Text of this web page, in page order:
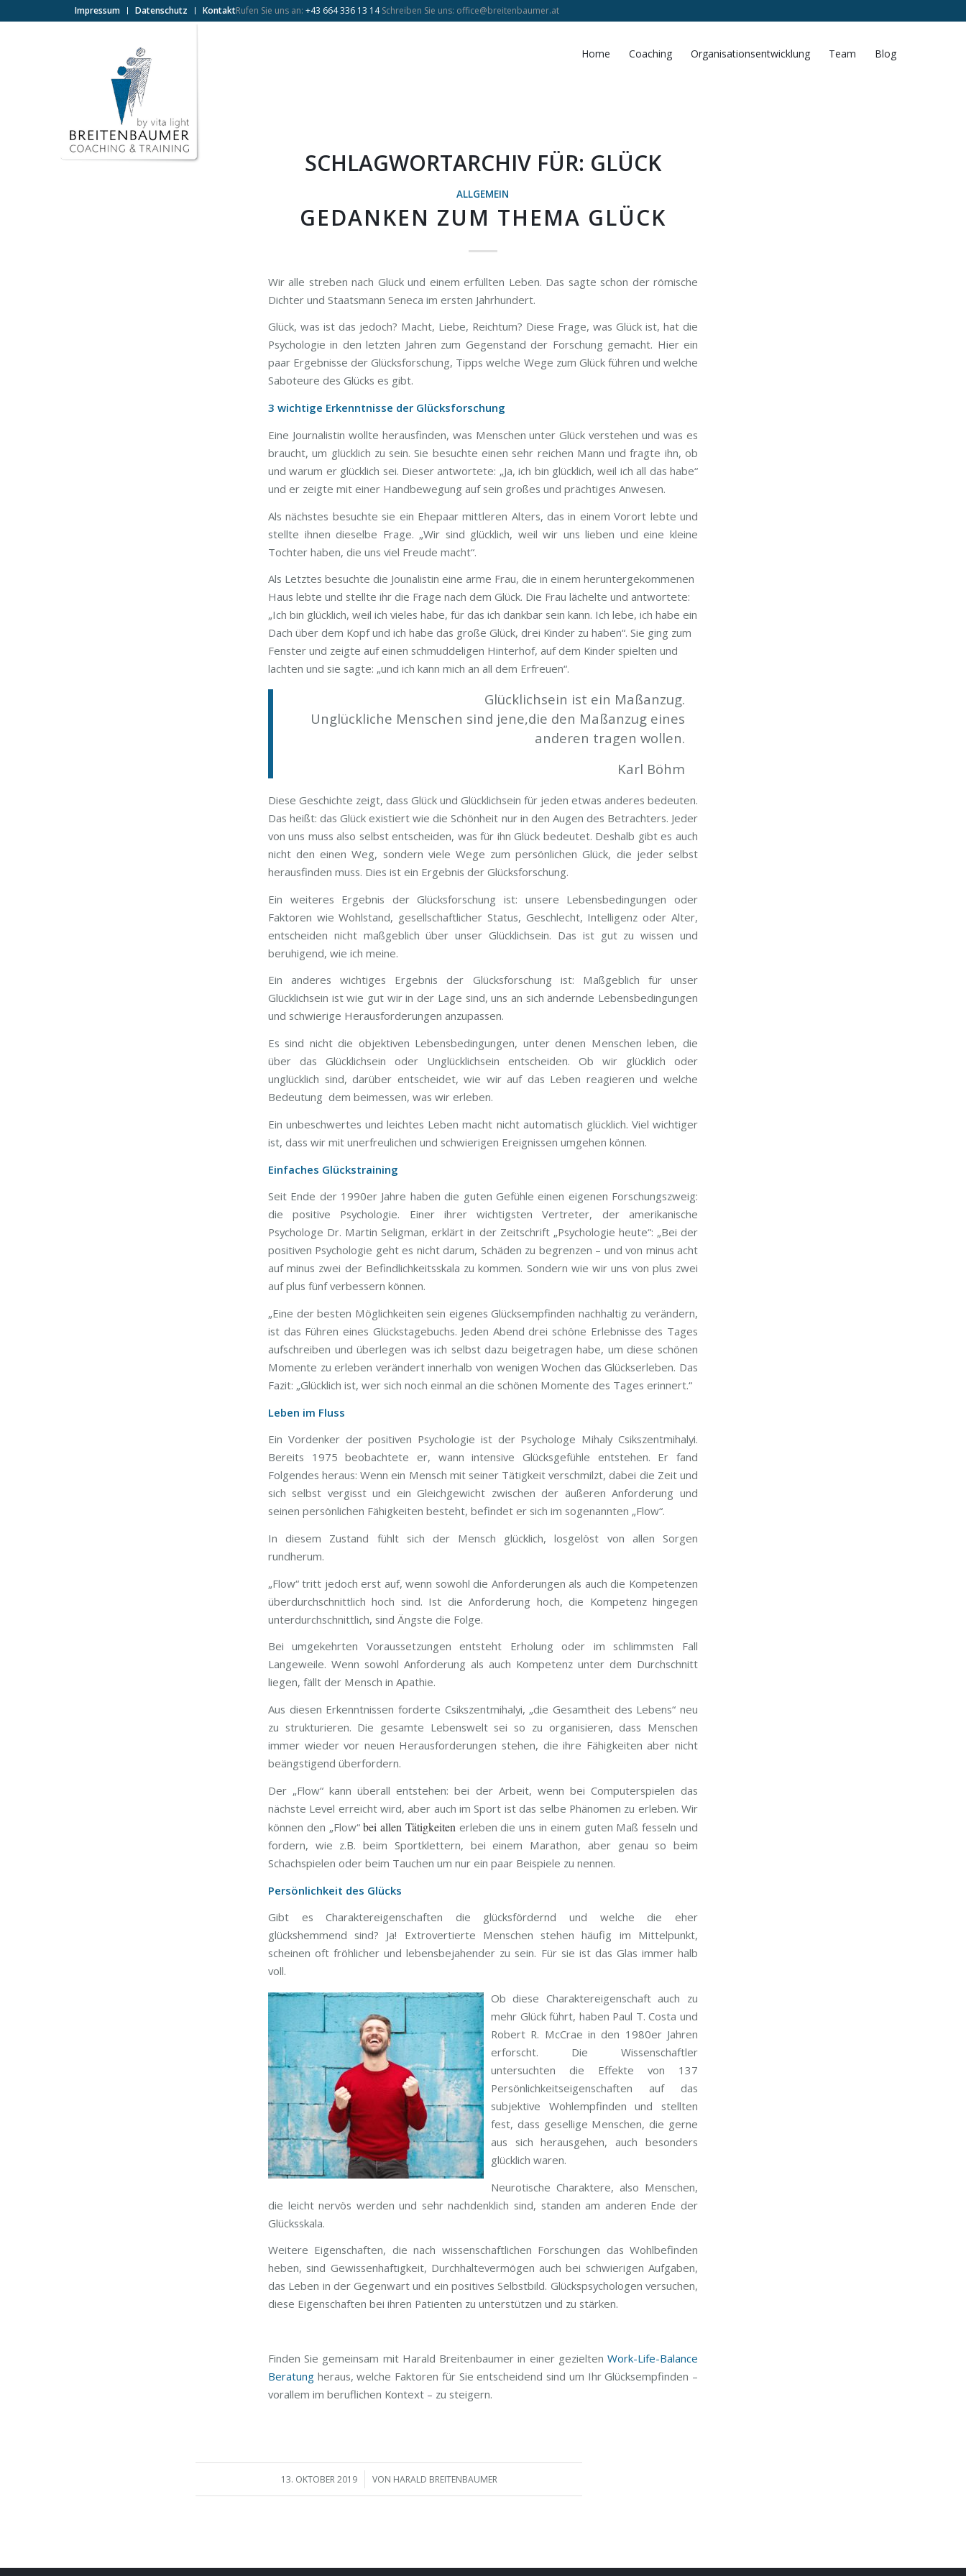
Impressum Datenschutz KontaktRufen Sie uns an: +43 664 336 13 14Schreiben Sie uns: office@breitenbaumer.at
Home Coaching Organisationsentwicklung Team Blog
SCHLAGWORTARCHIV FÜR: GLÜCK
ALLGEMEIN
GEDANKEN ZUM THEMA GLÜCK
Wir alle streben nach Glück und einem erfüllten Leben. Das sagte schon der römische
Dichter und Staatsmann Seneca im ersten Jahrhundert.
Glück, was ist das jedoch? Macht, Liebe, Reichtum? Diese Frage, was Glück ist, hat die
Psychologie in den letzten Jahren zum Gegenstand der Forschung gemacht. Hier ein
paar Ergebnisse der Glücksforschung, Tipps welche Wege zum Glück führen und welche
Saboteure des Glücks es gibt.
3 wichtige Erkenntnisse der Glücksforschung
Eine Journalistin wollte herausfinden, was Menschen unter Glück verstehen und was es
braucht, um glücklich zu sein. Sie besuchte einen sehr reichen Mann und fragte ihn, ob
und warum er glücklich sei. Dieser antwortete: „Ja, ich bin glücklich, weil ich all das habe“
und er zeigte mit einer Handbewegung auf sein großes und prächtiges Anwesen.
Als nächstes besuchte sie ein Ehepaar mittleren Alters, das in einem Vorort lebte und
stellte ihnen dieselbe Frage. „Wir sind glücklich, weil wir uns lieben und eine kleine
Tochter haben, die uns viel Freude macht“.
Als Letztes besuchte die Jounalistin eine arme Frau, die in einem heruntergekommenen
Haus lebte und stellte ihr die Frage nach dem Glück. Die Frau lächelte und antwortete:
„Ich bin glücklich, weil ich vieles habe, für das ich dankbar sein kann. Ich lebe, ich habe ein
Dach über dem Kopf und ich habe das große Glück, drei Kinder zu haben“. Sie ging zum
Fenster und zeigte auf einen schmuddeligen Hinterhof, auf dem Kinder spielten und
lachten und sie sagte: „und ich kann mich an all dem Erfreuen“.
Glücklichsein ist ein Maßanzug.
Unglückliche Menschen sind jene,die den Maßanzug eines
anderen tragen wollen.
Karl Böhm
Diese Geschichte zeigt, dass Glück und Glücklichsein für jeden etwas anderes bedeuten.
Das heißt: das Glück existiert wie die Schönheit nur in den Augen des Betrachters. Jeder
von uns muss also selbst entscheiden, was für ihn Glück bedeutet. Deshalb gibt es auch
nicht den einen Weg, sondern viele Wege zum persönlichen Glück, die jeder selbst
herausfinden muss. Dies ist ein Ergebnis der Glücksforschung.
Ein weiteres Ergebnis der Glücksforschung ist: unsere Lebensbedingungen oder
Faktoren wie Wohlstand, gesellschaftlicher Status, Geschlecht, Intelligenz oder Alter,
entscheiden nicht maßgeblich über unser Glücklichsein. Das ist gut zu wissen und
beruhigend, wie ich meine.
Ein anderes wichtiges Ergebnis der Glücksforschung ist: Maßgeblich für unser
Glücklichsein ist wie gut wir in der Lage sind, uns an sich ändernde Lebensbedingungen
und schwierige Herausforderungen anzupassen.
Es sind nicht die objektiven Lebensbedingungen, unter denen Menschen leben, die
über das Glücklichsein oder Unglücklichsein entscheiden. Ob wir glücklich oder
unglücklich sind, darüber entscheidet, wie wir auf das Leben reagieren und welche
Bedeutung dem beimessen, was wir erleben.
Ein unbeschwertes und leichtes Leben macht nicht automatisch glücklich. Viel wichtiger
ist, dass wir mit unerfreulichen und schwierigen Ereignissen umgehen können.
Einfaches Glückstraining
Seit Ende der 1990er Jahre haben die guten Gefühle einen eigenen Forschungszweig:
die positive Psychologie. Einer ihrer wichtigsten Vertreter, der amerikanische
Psychologe Dr. Martin Seligman, erklärt in der Zeitschrift „Psychologie heute“: „Bei der
positiven Psychologie geht es nicht darum, Schäden zu begrenzen – und von minus acht
auf minus zwei der Befindlichkeitsskala zu kommen. Sondern wie wir uns von plus zwei
auf plus fünf verbessern können.
„Eine der besten Möglichkeiten sein eigenes Glücksempfinden nachhaltig zu verändern,
ist das Führen eines Glückstagebuchs. Jeden Abend drei schöne Erlebnisse des Tages
aufschreiben und überlegen was ich selbst dazu beigetragen habe, um diese schönen
Momente zu erleben verändert innerhalb von wenigen Wochen das Glückserleben. Das
Fazit: „Glücklich ist, wer sich noch einmal an die schönen Momente des Tages erinnert.“
Leben im Fluss
Ein Vordenker der positiven Psychologie ist der Psychologe Mihaly Csikszentmihalyi.
Bereits 1975 beobachtete er, wann intensive Glücksgefühle entstehen. Er fand
Folgendes heraus: Wenn ein Mensch mit seiner Tätigkeit verschmilzt, dabei die Zeit und
sich selbst vergisst und ein Gleichgewicht zwischen der äußeren Anforderung und
seinen persönlichen Fähigkeiten besteht, befindet er sich im sogenannten „Flow“.
In diesem Zustand fühlt sich der Mensch glücklich, losgelöst von allen Sorgen
rundherum.
„Flow“ tritt jedoch erst auf, wenn sowohl die Anforderungen als auch die Kompetenzen
überdurchschnittlich hoch sind. Ist die Anforderung hoch, die Kompetenz hingegen
unterdurchschnittlich, sind Ängste die Folge.
Bei umgekehrten Voraussetzungen entsteht Erholung oder im schlimmsten Fall
Langeweile. Wenn sowohl Anforderung als auch Kompetenz unter dem Durchschnitt
liegen, fällt der Mensch in Apathie.
Aus diesen Erkenntnissen forderte Csikszentmihalyi, „die Gesamtheit des Lebens“ neu
zu strukturieren. Die gesamte Lebenswelt sei so zu organisieren, dass Menschen
immer wieder vor neuen Herausforderungen stehen, die ihre Fähigkeiten aber nicht
beängstigend überfordern.
Der „Flow“ kann überall entstehen: bei der Arbeit, wenn bei Computerspielen das
nächste Level erreicht wird, aber auch im Sport ist das selbe Phänomen zu erleben. Wir
können den „Flow“bei allen Tätigkeiten erleben die uns in einem guten Maß fesseln und
fordern, wie z.B. beim Sportklettern, bei einem Marathon, aber genau so beim
Schachspielen oder beim Tauchen um nur ein paar Beispiele zu nennen.
Persönlichkeit des Glücks
Gibt es Charaktereigenschaften die glücksfördernd und welche die eher
glückshemmend sind? Ja! Extrovertierte Menschen stehen häufig im Mittelpunkt,
scheinen oft fröhlicher und lebensbejahender zu sein. Für sie ist das Glas immer halb
voll.
Ob diese Charaktereigenschaft auch zu
mehr Glück führt, haben Paul T. Costa und
Robert R. McCrae in den 1980er Jahren
erforscht. Die Wissenschaftler
untersuchten die Effekte von 137
Persönlichkeitseigenschaften auf das
subjektive Wohlempfinden und stellten
fest, dass gesellige Menschen, die gerne
aus sich herausgehen, auch besonders
glücklich waren.
Neurotische Charaktere, also Menschen,
die leicht nervös werden und sehr nachdenklich sind, standen am anderen Ende der
Glücksskala.
Weitere Eigenschaften, die nach wissenschaftlichen Forschungen das Wohlbefinden
heben, sind Gewissenhaftigkeit, Durchhaltevermögen auch bei schwierigen Aufgaben,
das Leben in der Gegenwart und ein positives Selbstbild. Glückspsychologen versuchen,
diese Eigenschaften bei ihren Patienten zu unterstützen und zu stärken.
Finden Sie gemeinsam mit Harald Breitenbaumer in einer gezielten Work-Life-Balance
Beratungheraus, welche Faktoren für Sie entscheidend sind um Ihr Glücksempfinden –
vorallem im beruflichen Kontext – zu steigern.
13. OKTOBER 2019
/ VON HARALD BREITENBAUMER